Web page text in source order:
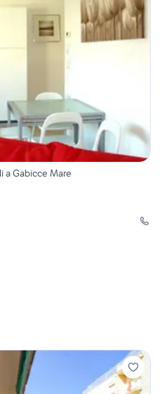
a Gabicce Mare